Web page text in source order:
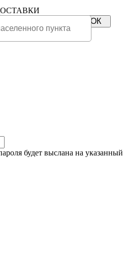
будет выслана на указанный